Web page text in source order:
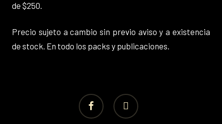
de $250.
Precio sujeto a cambio sin previo aviso y a existencia
de stock. En todo los packs y publicaciones.
facebook instagram